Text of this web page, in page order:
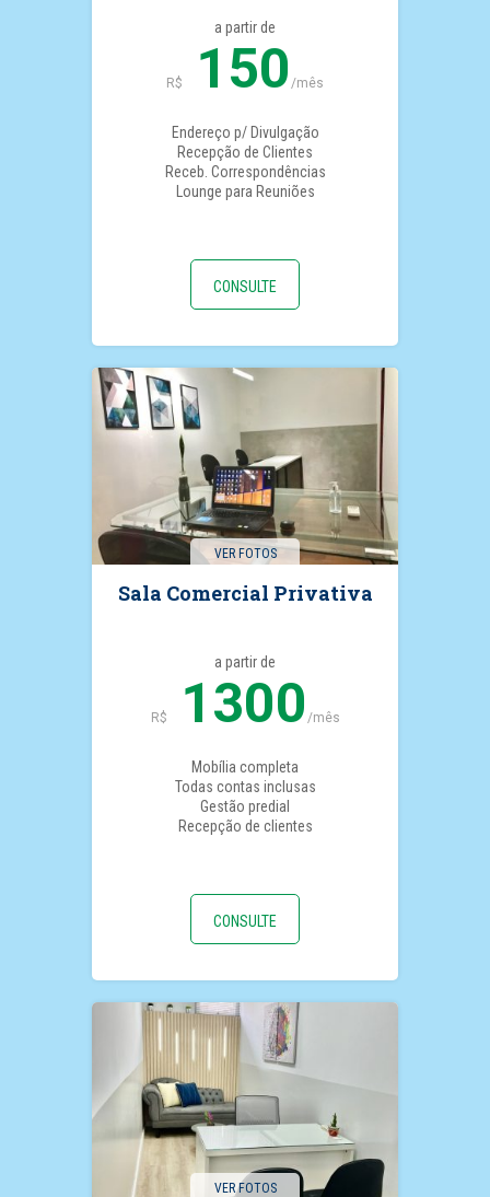
a partir de
R$ 150 /mês
Endereço p/ Divulgação
Recepção de Clientes
Receb. Correspondências
Lounge para Reuniões
CONSULTE
VER FOTOS
Sala Comercial Privativa
a partir de
R$ 1300 /mês
Mobília completa
Todas contas inclusas
Gestão predial
Recepção de clientes
CONSULTE
VER FOTOS